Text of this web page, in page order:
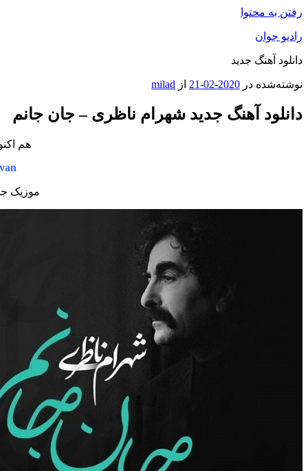
رفتن به محتوا
رادیو جوان
دانلود آهنگ جدید
نوشته‌شده در 2020-02-21 از milad
دانلود آهنگ جدید شهرام ناظری – جان جانم
هم
موزیک